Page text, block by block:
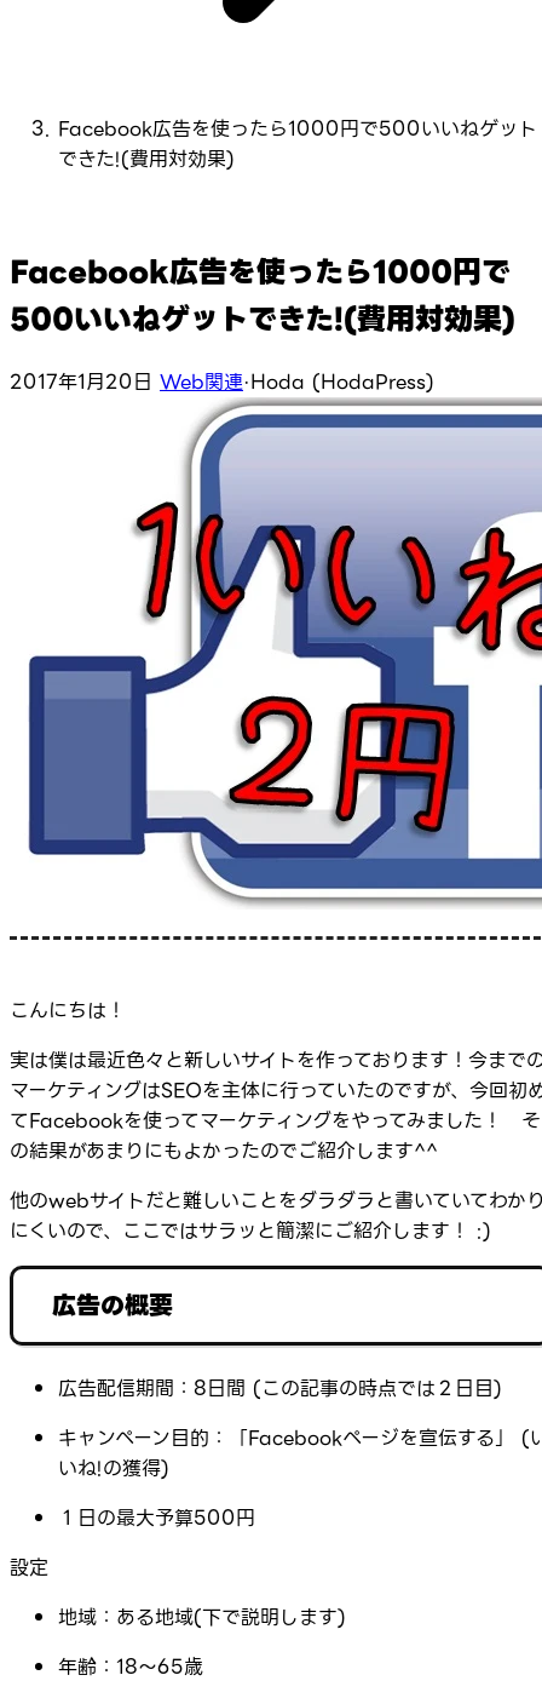
Facebook広告を使ったら1000円で500いいねゲット
できた!(費用対効果)
Facebook広告を使ったら1000円で
500いいねゲットできた!(費用対効果)
2017年1月20日 Web関連·Hoda (HodaPress)
こんにちは！
実は僕は最近色々と新しいサイトを作っております！今まで
マーケティングはSEOを主体に行っていたのですが、今回初
てFacebookを使ってマーケティングをやってみました！ そ
の結果があまりにもよかったのでご紹介します^^
他のwebサイトだと難しいことをダラダラと書いていてわか
にくいので、ここではサラッと簡潔にご紹介します！ :)
広告の概要
広告配信期間：8日間 (この記事の時点では２日目)
キャンペーン目的：「Facebookページを宣伝する」 (
いね!の獲得)
１日の最大予算500円
設定
地域：ある地域(下で説明します)
年齢：18～65歳